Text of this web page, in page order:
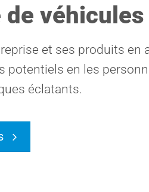
de véhicules
et ses produits en
potentiels en les
éclatants.